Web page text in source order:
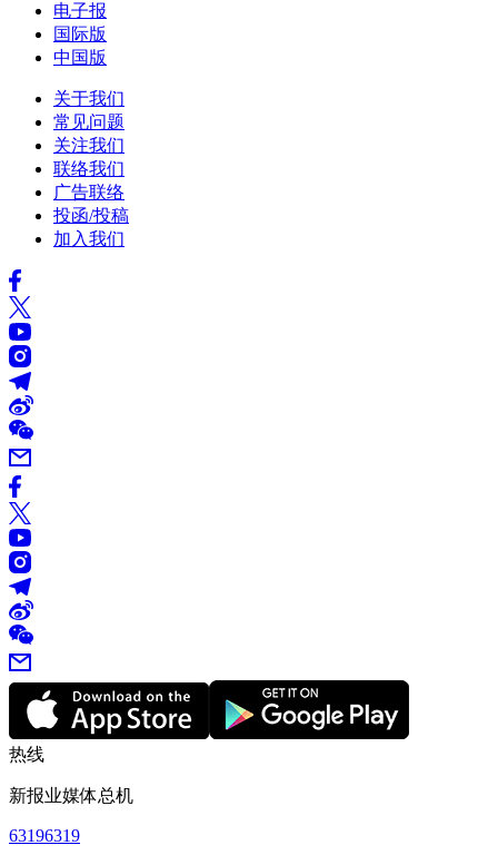
电子报
国际版
中国版
关于我们
常见问题
关注我们
联络我们
广告联络
投函/投稿
加入我们
热线
新报业媒体总机
63196319